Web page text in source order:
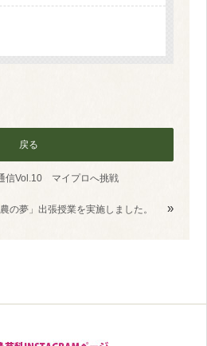
戻る
信Vol.10 マイプロへ挑戦
の夢」出張授業を実施しました。 »